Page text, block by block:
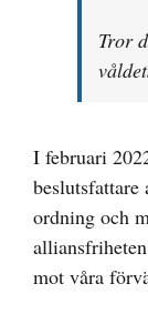
Tror
I februari
beslutsfattare
ordning och
mot våra